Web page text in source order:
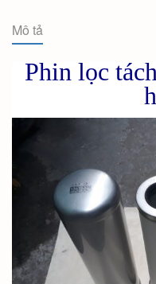
Mô tả
Phin lọc